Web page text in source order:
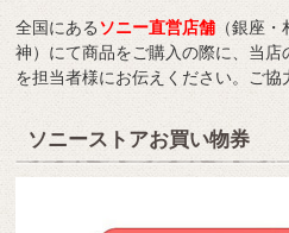
全国にあるソニー直営店舗 （銀座
神）にて商品をご購入の際に、当店
を担当者様にお伝えください。ご協
ソニーストアお買い物券